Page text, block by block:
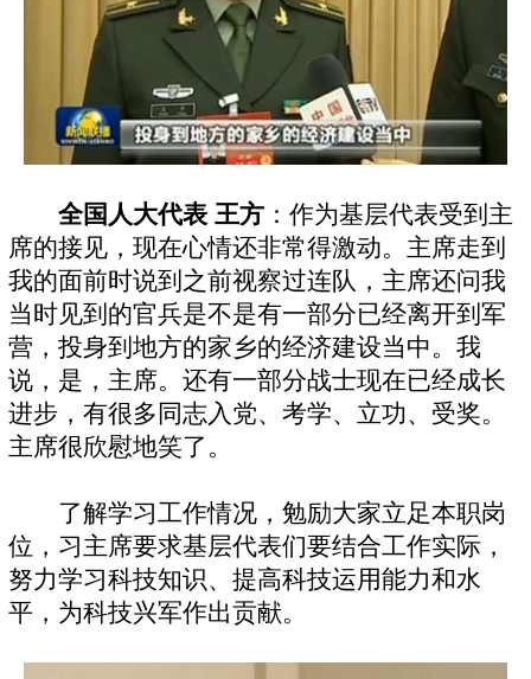
全国人大代表 王方 ：作为基层代表受到主
席的接见，现在心情还非常得激动。主席走到
我的面前时说到之前视察过连队，主席还问我
当时见到的官兵是不是有一部分已经离开到军
营，投身到地方的家乡的经济建设当中。我
说，是，主席。还有一部分战士现在已经成长
进步，有很多同志入党、考学、立功、受奖。
主席很欣慰地笑了。
了解学习工作情况，勉励大家立足本职岗
位，习主席要求基层代表们要结合工作实际，
努力学习科技知识、提高科技运用能力和水
平，为科技兴军作出贡献。